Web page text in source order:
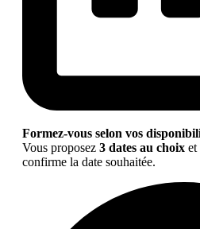
Formez-vous selon vos
Vous proposez 3 dates au choix et
confirme la date souhaitée.